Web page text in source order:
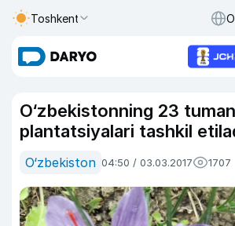
Toshkent
O‘zbekistonning 23
plantatsiyalari tashkil
O‘zbekiston 04:50 / 03.03.2017 1707